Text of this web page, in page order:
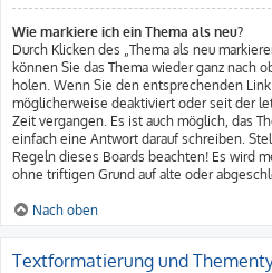
Wie markiere ich ein Thema als neu?
Durch Klicken des „Thema als neu
können Sie das Thema wieder ganz nach
holen. Wenn Sie den entsprechenden
möglicherweise deaktiviert oder seit der
Zeit vergangen. Es ist auch möglich, das
einfach eine Antwort darauf schreiben.
Regeln dieses Boards beachten! Es wird
ohne triftigen Grund auf alte oder
Nach oben
Textformatierung und